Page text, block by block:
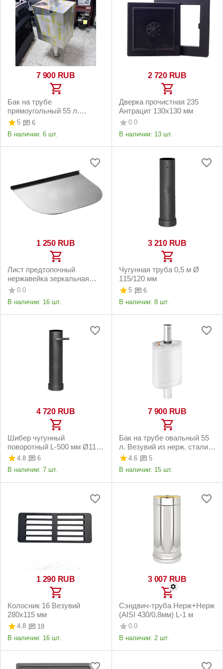
7 900 RUB
Бак на трубе
прямоугольный 55 л.
Везувий из нерж. стали ф
115 мм
5
6
В наличии: 6 шт.
2 720 RUB
Дверка прочистная 235
Антрацит 130х130 мм
0.0
В наличии: 13 шт.
1 250 RUB
Лист предтопочный
нержавейка зеркальная
(AISI 430/0,5 мм)
0.0
В наличии: 16 шт.
3 210 RUB
Чугунная труба 0,5 м Ø
115/120 мм
5
6
В наличии: 8 шт.
4 720 RUB
Шибер чугунный
поворотный L-500 мм Ø115-
120 мм Везувий
4.8
6
В наличии: 7 шт.
7 900 RUB
Бак на трубе овальный 55
л. Везувий из нерж. стали
ф 115 мм
4.6
5
В наличии: 15 шт.
1 290 RUB
Колосник 16 Везувий
280х115 мм
4.8
18
В наличии: 16 шт.
3 007 RUB
Сэндвич-труба Нерж+Нерж
(AISI 430/0,8мм) L-1 м
0.0
В наличии: 2 шт.